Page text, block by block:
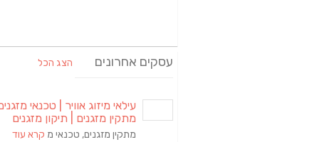
עסקים אחרונים הצג הכל
עילאי מיזוג אוויר | טכנאי מזגנים
מתקין מזגנים | תיקון מזגנים
מתקין מזגנים, טכנאי מ קרא עוד